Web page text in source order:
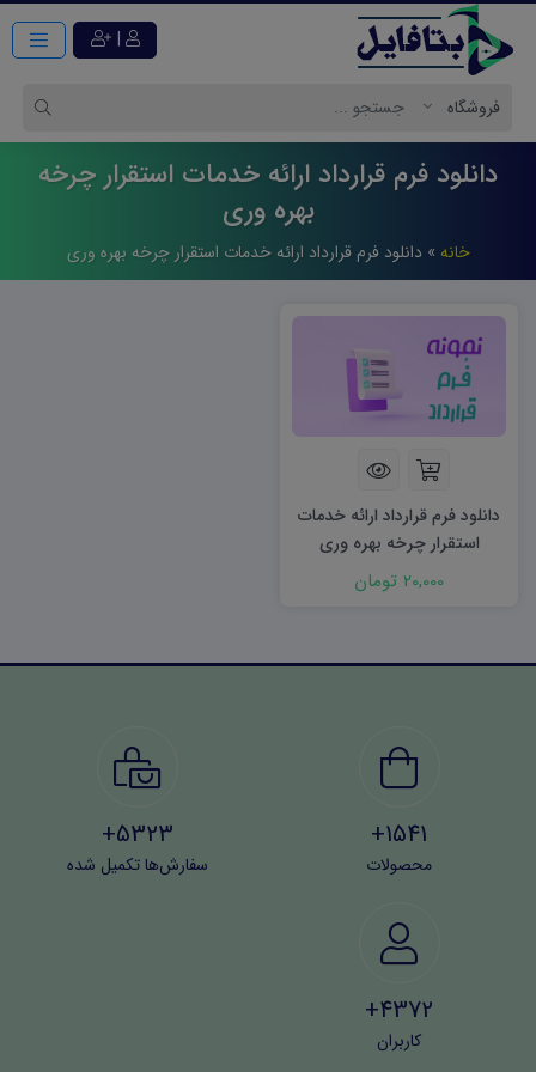
|
دانلود فرم قرارداد ارائه خدمات استقرار چرخه
بهره وری
خانه »دانلود فرم قرارداد ارائه خدمات استقرار چرخه بهره وری
دانلود فرم قرارداد ارائه خدمات
استقرار چرخه بهره وری
20,000 تومان
1541+
محصولات
5323+
سفارش‌ها تکمیل شده
4372+
کاربران